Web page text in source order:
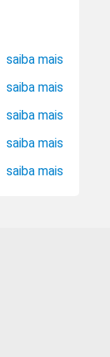
saiba mais
saiba mais
saiba mais
saiba mais
saiba mais